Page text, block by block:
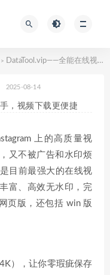
> DataTool.vip——全能在线视频下载助手，视频下载更便捷
2025-08-14
，视频下载更便捷
上的高质量视
又不被广告和水印烦
目前最强大的在线视
富、高效无水印，完
页版，还包括 win 版
），让你零瑕疵保存